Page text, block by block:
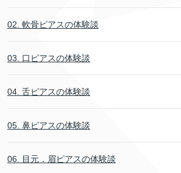
02. 軟骨ピアスの体験談
03. 口ピアスの体験談
04. 舌ピアスの体験談
05. 鼻ピアスの体験談
06. 目元．眉ピアスの体験談